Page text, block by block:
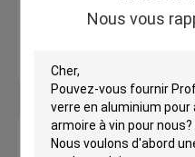
Nous vous
Profil d'extrusion des
Échelle télescopique